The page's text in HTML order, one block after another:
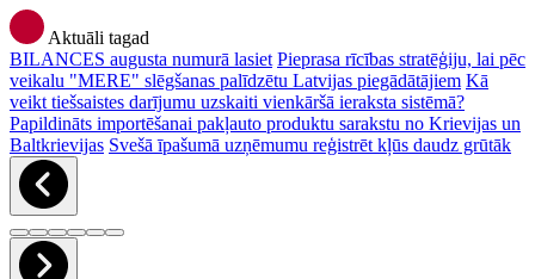
Aktuāli tagad
BILANCES augusta numurā lasiet Pieprasa rīcības stratēģiju, lai pēc
veikalu "MERE" slēgšanas palīdzētu Latvijas piegādātājiem Kā
veikt tiešsaistes darījumu uzskaiti vienkāršā ieraksta sistēmā?
Papildināts importēšanai pakļauto produktu sarakstu no Krievijas un
Baltkrievijas Svešā īpašumā uzņēmumu reģistrēt kļūs daudz grūtāk